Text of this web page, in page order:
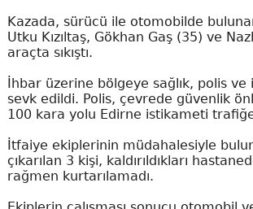
Kazada, sürücü ile otomobilde
Utku Kızıltaş, Gökhan Gaş (35) ve
araçta sıkıştı.
İhbar üzerine bölgeye sağlık, polis
sevk edildi. Polis, çevrede güvenlik
100 kara yolu Edirne istikameti trafiğe
İtfaiye ekiplerinin müdahalesiyle
çıkarılan 3 kişi, kaldırıldıkları
rağmen kurtarılamadı.